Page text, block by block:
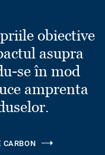
obiective
asupra
se în mod
amprenta
CARBON